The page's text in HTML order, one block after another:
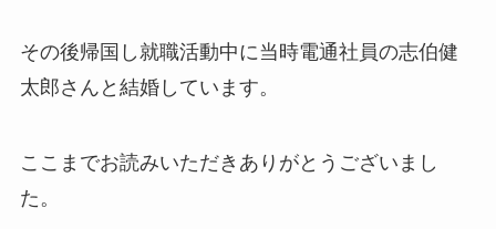
その後帰国し就職活動中に当時電通社員の志伯健
太郎さんと結婚しています。
ここまでお読みいただきありがとうございまし
た。